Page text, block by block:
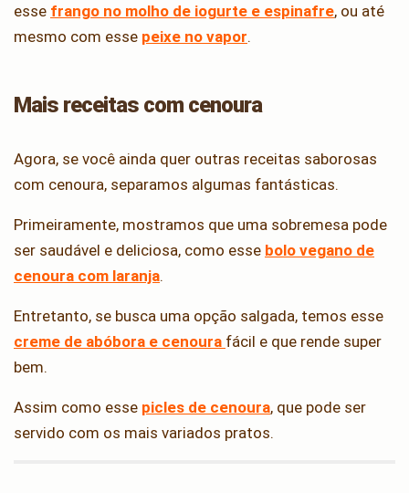
esse frango no molho de iogurte e espinafre, ou até
mesmo com esse peixe no vapor.
Mais receitas com cenoura
Agora, se você ainda quer outras receitas saborosas
com cenoura, separamos algumas fantásticas.
Primeiramente, mostramos que uma sobremesa pode
ser saudável e deliciosa, como esse bolo vegano de
cenoura com laranja.
Entretanto, se busca uma opção salgada, temos esse
creme de abóbora e cenoura fácil e que rende super
bem.
Assim como esse picles de cenoura, que pode ser
servido com os mais variados pratos.